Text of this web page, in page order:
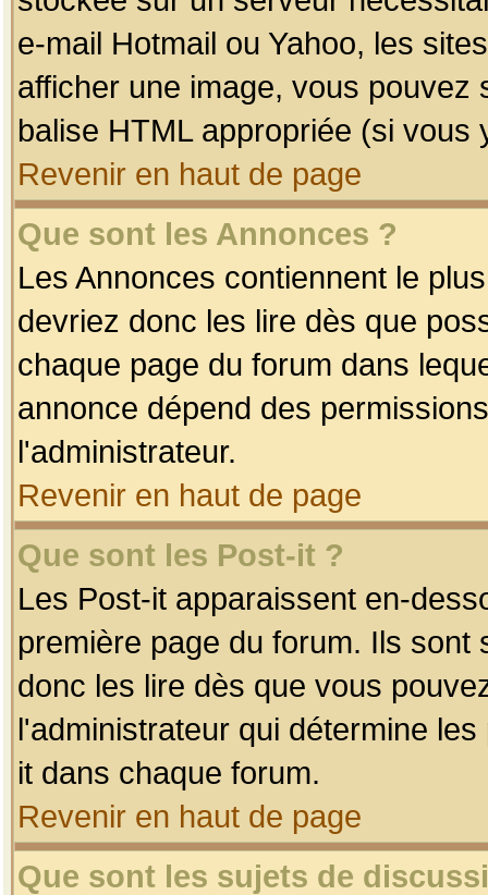
e-mail Hotmail ou Yahoo, les
afficher une image, vous pouvez
balise HTML appropriée (si vous
Revenir en haut de page
Que sont les Annonces ?
Les Annonces contiennent le
devriez donc les lire dès que
chaque page du forum dans
annonce dépend des
l'administrateur.
Revenir en haut de page
Que sont les Post-it ?
Les Post-it apparaissent en-
première page du forum. Ils
donc les lire dès que vous
l'administrateur qui détermine
it dans chaque forum.
Revenir en haut de page
Que sont les sujets de